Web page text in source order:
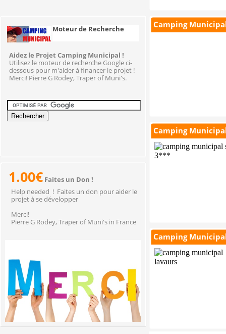
Camping
Actualites des Campings Municipaux
Aidez le Projet Camping Municipal !
Utilisez le moteur de recherche Google ci-
dessous pour m'aider à financer le projet !
Merci! Pierre G Rodey, Traper of Muni's.
Moteur de Recherche
Camping
1.00€ Faites un Don !
Help needed ! Faites un don pour aider le
projet à se développer
Merci!
Pierre G Rodey, Traper of Muni's in France
Camping